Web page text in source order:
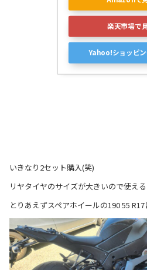
楽天市場で
Yahoo!ショッピ
いきなり2セット購入(笑)
リヤタイヤのサイズが大きいので使える
とりあえずスペアホイールの190 55 R17